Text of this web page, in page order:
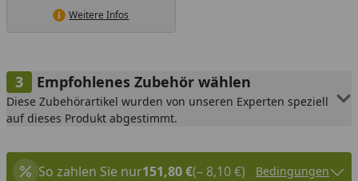
Weitere Infos
Empfohlenes Zubehör wählen
Diese Zubehörartikel wurden von unseren Experten speziell
auf dieses Produkt abgestimmt.
So zahlen Sie nur151,80 €(– 8,10 €) Bedingungen